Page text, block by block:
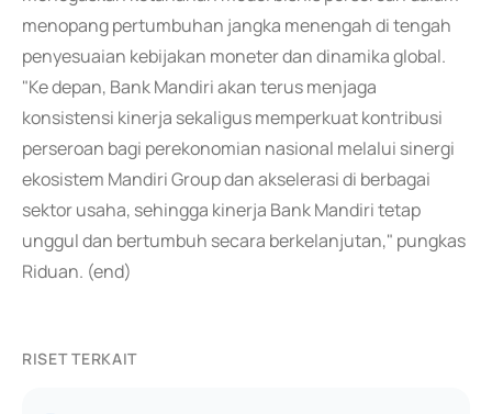
menopang pertumbuhan jangka menengah di tengah
penyesuaian kebijakan moneter dan dinamika global.
"Ke depan, Bank Mandiri akan terus menjaga
konsistensi kinerja sekaligus memperkuat kontribusi
perseroan bagi perekonomian nasional melalui sinergi
ekosistem Mandiri Group dan akselerasi di berbagai
sektor usaha, sehingga kinerja Bank Mandiri tetap
unggul dan bertumbuh secara berkelanjutan," pungkas
Riduan. (end)
RISET TERKAIT